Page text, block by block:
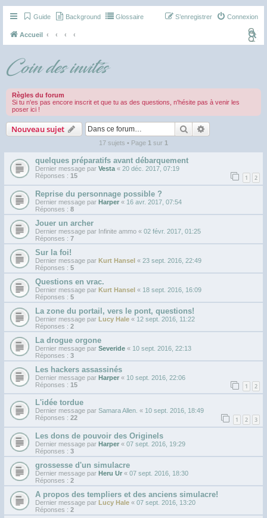
Guide Background Glossaire Connexion
S’enregistrer
Accueil
e
Coin des invités
Règles du forum
Si tu n'es pas encore inscrit et que tu as des questions, n'hésite pas à venir les
poser ici !
Nouveau sujet Rechercher
17 sujets • Page 1 sur 1
quelques préparatifs avant débarquement
Dernier message par Vesta « 20 déc. 2017, 07:19
Réponses : 15 1 2
Reprise du personnage possible ?
Dernier message par Harper « 16 avr. 2017, 07:54
Réponses : 8
Jouer un archer
Dernier message par Infinite ammo « 02 févr. 2017, 01:25
Réponses : 7
Sur la foi!
Dernier message par Kurt Hansel « 23 sept. 2016, 22:49
Réponses : 5
Questions en vrac.
Dernier message par Kurt Hansel « 18 sept. 2016, 16:09
Réponses : 5
La zone du portail, vers le pont, questions!
Dernier message par Lucy Hale « 12 sept. 2016, 11:22
Réponses : 2
La drogue orgone
Dernier message par Severide « 10 sept. 2016, 22:13
Réponses : 3
Les hackers assassinés
Dernier message par Harper « 10 sept. 2016, 22:06
Réponses : 15 1 2
L'idée tordue
Dernier message par Samara Allen. « 10 sept. 2016, 18:49
Réponses : 22 1 2 3
Les dons de pouvoir des Originels
Dernier message par Harper « 07 sept. 2016, 19:29
Réponses : 3
grossesse d'un simulacre
Dernier message par Heru Ur « 07 sept. 2016, 18:30
Réponses : 2
A propos des templiers et des anciens simulacre!
Dernier message par Lucy Hale « 07 sept. 2016, 13:20
Réponses : 2